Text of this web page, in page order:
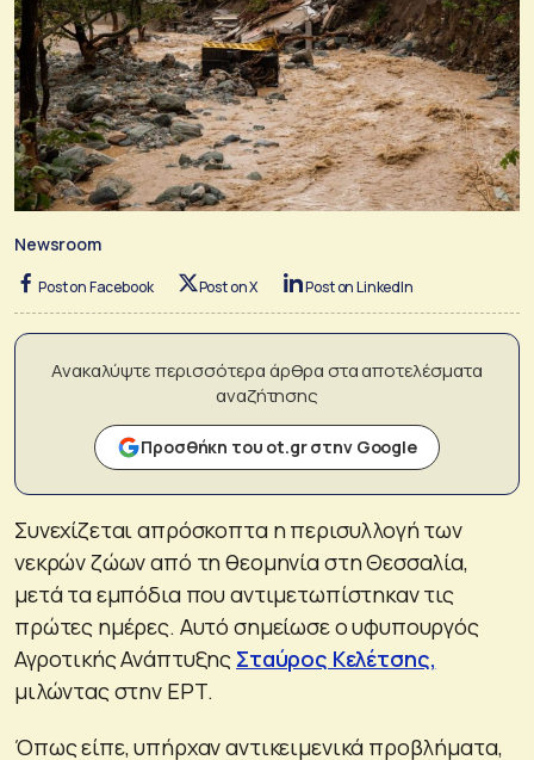
Newsroom
Post on Facebook Post on X Post on LinkedIn
Ανακαλύψτε περισσότερα άρθρα στα αποτελέσματα
αναζήτησης
Προσθήκη του ot.gr στην Google
Συνεχίζεται απρόσκοπτα η περισυλλογή των
νεκρών ζώων από τη θεομηνία στη Θεσσαλία,
μετά τα εμπόδια που αντιμετωπίστηκαν τις
πρώτες ημέρες. Αυτό σημείωσε ο υφυπουργός
Αγροτικής Ανάπτυξης Σταύρος Κελέτσης,
μιλώντας στην ΕΡΤ.
Όπως είπε, υπήρχαν αντικειμενικά προβλήματα,